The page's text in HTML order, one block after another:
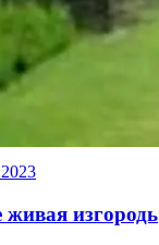
изгородь